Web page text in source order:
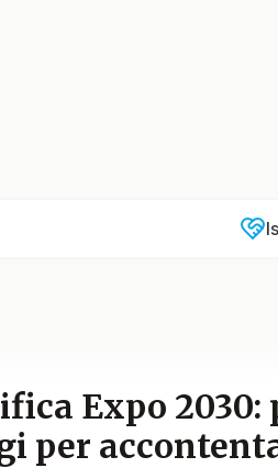
Expo 2030:
per